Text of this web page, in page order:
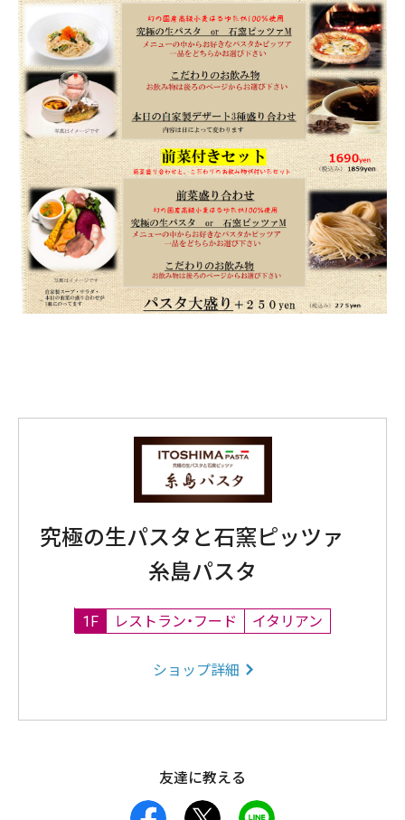
究極の生パスタと石窯ピッツァ
糸島パスタ
1F レストラン・フード イタリアン
ショップ詳細
友達に教える
facebook